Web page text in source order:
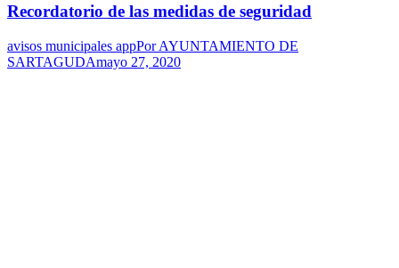
Recordatorio de las medidas de seguridad
avisos municipales appPorAYUNTAMIENTO DE
SARTAGUDAmayo 27, 2020